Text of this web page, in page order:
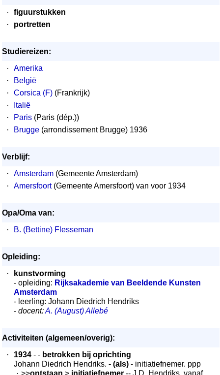
·
figuurstukken
·
portretten
Studiereizen:
·
Amerika
·
België
·
Corsica (F) (Frankrijk)
·
Italië
·
Paris (Paris (dép.))
·
Brugge (arrondissement Brugge) 1936
Verblijf:
·
Amsterdam (Gemeente Amsterdam)
·
Amersfoort(Gemeente Amersfoort) van voor 1934
Opa/Oma van:
·
B. (Bettine) Flesseman
Opleiding:
·
kunstvorming
- opleiding: Rijksakademie van Beeldende Kunsten
Amsterdam
- leerling: Johann Diedrich Hendriks
- docent:A. (August) Allebé
Activiteiten (algemeen/overig):
·
1934 - - betrokken bij oprichting
Johann Diedrich Hendriks. - (als) - initiatiefnemer. ppp
· >>ontstaan > initiatiefnemer -- J.D. Hendriks. vanaf